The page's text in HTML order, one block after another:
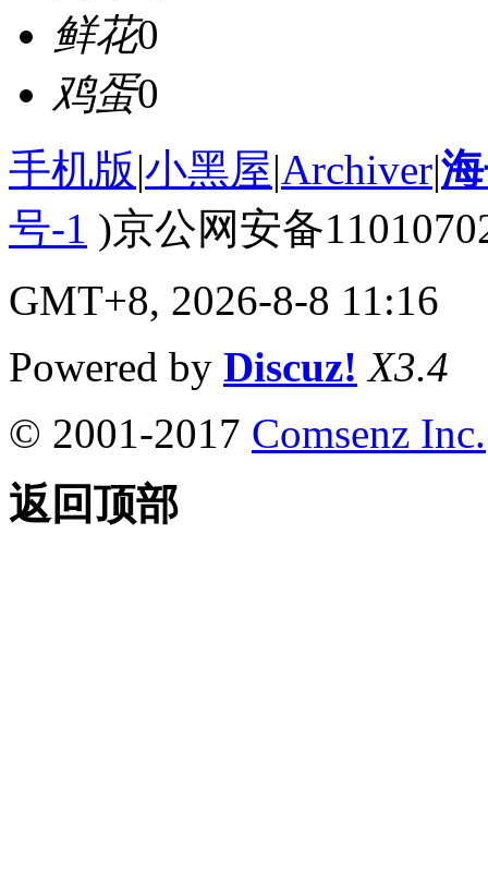
鲜花0
鸡蛋0
手机版|小黑屋|Archiver|
号-1 )京公网安备
GMT+8, 2026-8-8 11:16
Powered by Discuz! X3.4
© 2001-2017 Comsenz Inc.
返回顶部